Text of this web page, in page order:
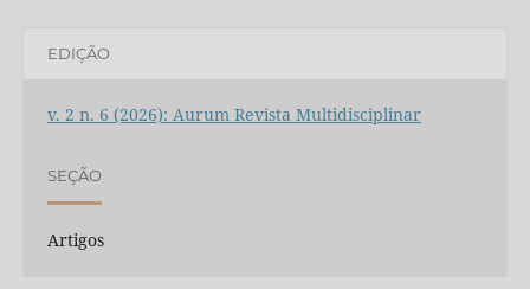
EDIÇÃO
v. 2 n. 6 (2026): Aurum Revista Multidisciplinar
SEÇÃO
Artigos